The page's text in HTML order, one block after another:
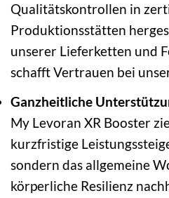
Qualitätskontrollen in
Produktionsstätten
unserer Lieferketten und
schafft Vertrauen bei
Ganzheitliche
My Levoran XR Booster
kurzfristige
sondern das allgemeine
körperliche Resilienz